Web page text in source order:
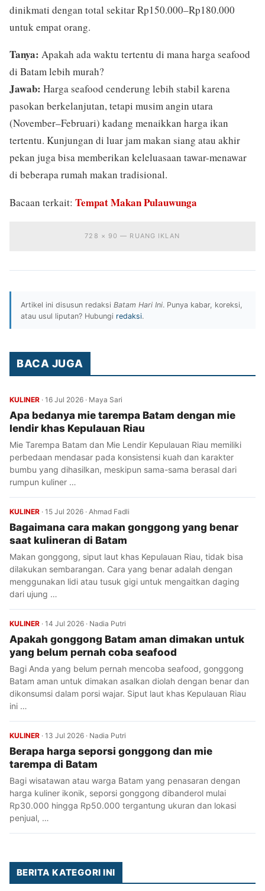
dinikmati dengan total sekitar Rp150.000–Rp180.000
untuk empat orang.
Tanya: Apakah ada waktu tertentu di mana harga seafood
di Batam lebih murah?
Jawab: Harga seafood cenderung lebih stabil karena
pasokan berkelanjutan, tetapi musim angin utara
(November–Februari) kadang menaikkan harga ikan
tertentu. Kunjungan di luar jam makan siang atau akhir
pekan juga bisa memberikan keleluasaan tawar-menawar
di beberapa rumah makan tradisional.
Bacaan terkait: Tempat Makan Pulauwunga
728 × 90 — RUANG IKLAN
Artikel ini disusun redaksi Batam Hari Ini. Punya kabar, koreksi,
atau usul liputan? Hubungi redaksi.
BACA JUGA
KULINER · 16 Jul 2026 · Maya Sari
Apa bedanya mie tarempa Batam dengan mie
lendir khas Kepulauan Riau
Mie Tarempa Batam dan Mie Lendir Kepulauan Riau memiliki
perbedaan mendasar pada konsistensi kuah dan karakter
bumbu yang dihasilkan, meskipun sama-sama berasal dari
rumpun kuliner …
KULINER · 15 Jul 2026 · Ahmad Fadli
Bagaimana cara makan gonggong yang benar
saat kulineran di Batam
Makan gonggong, siput laut khas Kepulauan Riau, tidak bisa
dilakukan sembarangan. Cara yang benar adalah dengan
menggunakan lidi atau tusuk gigi untuk mengaitkan daging
dari ujung …
KULINER · 14 Jul 2026 · Nadia Putri
Apakah gonggong Batam aman dimakan untuk
yang belum pernah coba seafood
Bagi Anda yang belum pernah mencoba seafood, gonggong
Batam aman untuk dimakan asalkan diolah dengan benar dan
dikonsumsi dalam porsi wajar. Siput laut khas Kepulauan Riau
ini …
KULINER · 13 Jul 2026 · Nadia Putri
Berapa harga seporsi gonggong dan mie
tarempa di Batam
Bagi wisatawan atau warga Batam yang penasaran dengan
harga kuliner ikonik, seporsi gonggong dibanderol mulai
Rp30.000 hingga Rp50.000 tergantung ukuran dan lokasi
penjual, …
BERITA KATEGORI INI